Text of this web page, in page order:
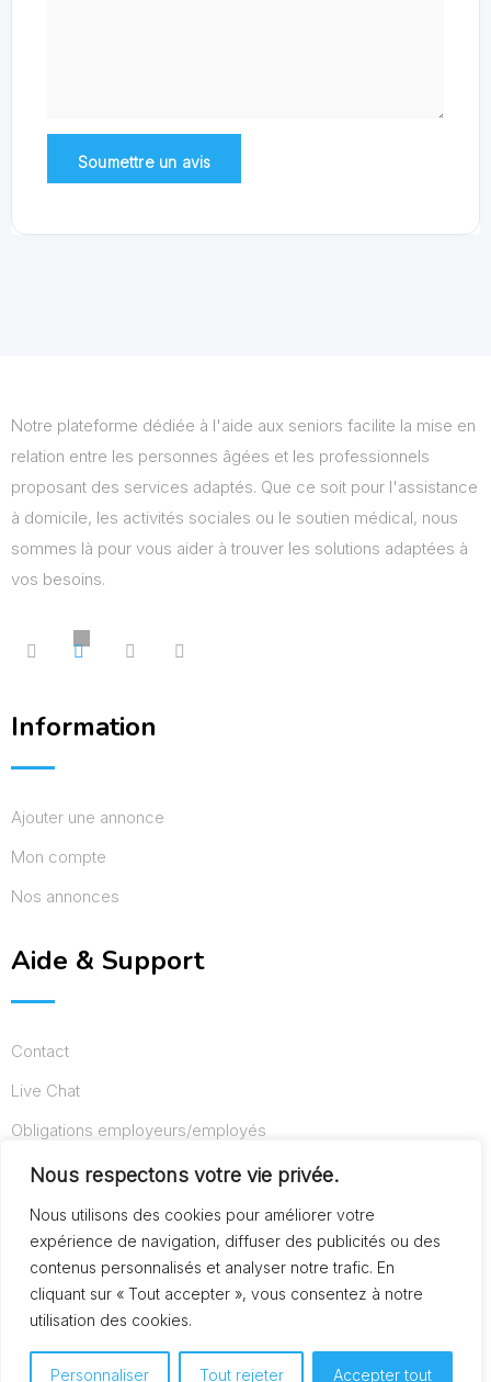
Nous respectons votre vie privée.
Nous utilisons des cookies pour améliorer votre
expérience de navigation, diffuser des publicités ou des
contenus personnalisés et analyser notre trafic. En
cliquant sur « Tout accepter », vous consentez à notre
utilisation des cookies.
Personnaliser Tout rejeter Accepter tout
Notre plateforme dédiée à l'aide aux seniors facilite la mise en
relation entre les personnes âgées et les professionnels
proposant des services adaptés. Que ce soit pour l'assistance
à domicile, les activités sociales ou le soutien médical, nous
sommes là pour vous aider à trouver les solutions adaptées à
vos besoins.
Information
Ajouter une annonce
Mon compte
Nos annonces
Aide & Support
Contact
Live Chat
Obligations employeurs/employés
Conditions d’utilisation
Mentions légales
© Copyright AideAuxSeniors.fr 2024. Designed and
Developed by